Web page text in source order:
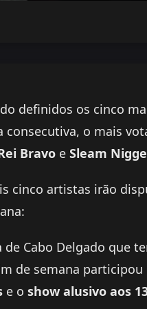
definidos os cinco
consecutiva, o mais
Bravo e Sleam
cinco artistas irão
de Cabo Delgado que
de semana
e o show alusivo aos